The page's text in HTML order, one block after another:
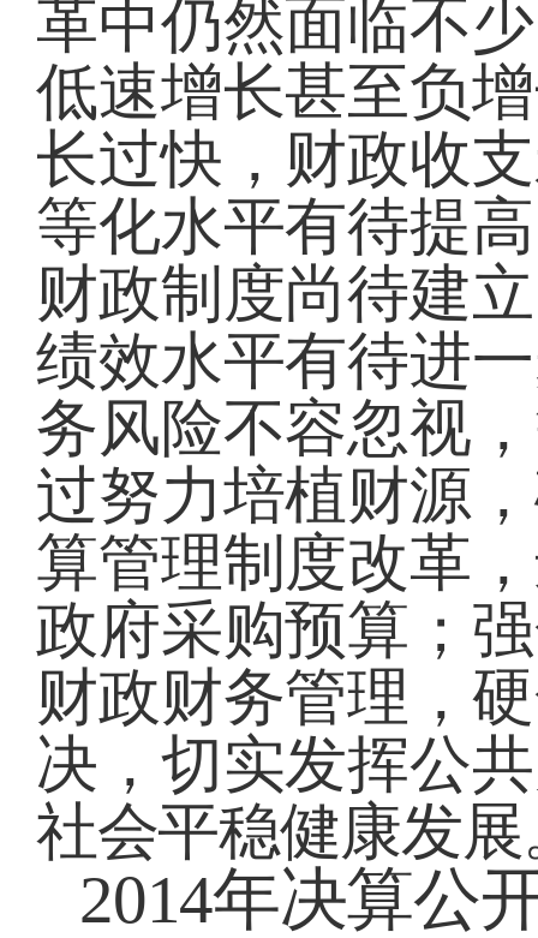
革中仍然面临不
低速增长甚至负
长过快，财政收
等化水平有待提
财政制度尚待建
绩效水平有待进
务风险不容忽视
过努力培植财源
算管理制度改革
政府采购预算；
财政财务管理，
决， 切实发挥公
社会平稳健康发展
2014年决算公